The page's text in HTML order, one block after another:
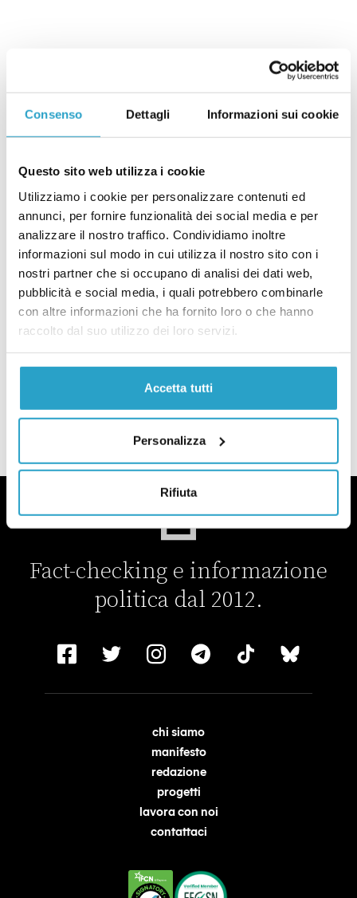
Consenso Dettagli Informazioni sui cookie
Questo sito web utilizza i cookie
Utilizziamo i cookie per personalizzare contenuti ed
annunci, per fornire funzionalità dei social media e per
analizzare il nostro traffico. Condividiamo inoltre
informazioni sul modo in cui utilizza il nostro sito con i
nostri partner che si occupano di analisi dei dati web,
pubblicità e social media, i quali potrebbero combinarle
con altre informazioni che ha fornito loro o che hanno
raccolto dal suo utilizzo dei loro servizi.
Accetta tutti
Personalizza
Rifiuta
da parte la politica, sappiate che sono state proprio
le vostre vacanze il tema dello scontro politico di
questi giorni.
Secondo le opposizioni il turismo italiano è in crisi,
mentre per il governo non è così. Anzi, spesso
alcuni politici di centrodestraripetonoche è uno
dei settori trainanti dell’economia italiana. Ma
Fact-checking e informazione
politica dal 2012.
chi siamo
manifesto
redazione
progetti
lavora con noi
contattaci